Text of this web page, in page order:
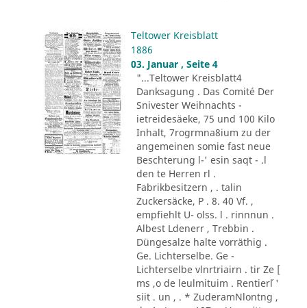
Teltower Kreisblatt
1886
03. Januar , Seite 4
"...Teltower Kreisblatt4
Danksagung . Das Comité Der
Snivester Weihnachts -
ietreidesäeke, 75 und 100 Kilo
Inhalt, 7rogrmna8ium zu der
angemeinen somie fast neue
Beschterung l-' esin saqt - .l
den te Herren rl .
Fabrikbesitzern , . talin
Zuckersäcke, P . 8. 40 Vf. ,
empfiehlt U- olss. l . rinnnun .
Albest Ldenerr , Trebbin .
Düngesalze halte vorräthig .
Ge. Lichterselbe. Ge -
Lichterselbe vlnrtriairn . tir Ze [
ms ,o de leulmituim . Rentier´l '
siit . un , . * ZuderamNlontng ,